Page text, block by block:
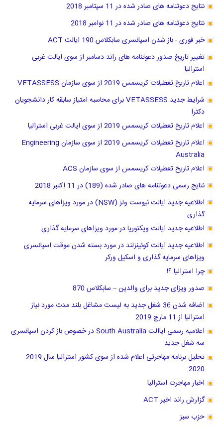
نتایج دعوتنامه های صادر شده در 11 سپتامبر 2018
نتایج دعوتنامه های صادر شده در 11 نوامبر 2018
خبر فوری - باز شدن اسپانسری سابکلاس 190 ایالت ACT
تغییر تاریخ صدور دعوتنامه های راند دسامبر از سوی ایالت غربی
استرالیا
اعلام تاریخ تعطیلات کریسمس 2019 از سوی سازمان VETASSESS
شرایط جدید VETASSESS برای محاسبه امتیاز سابقه کار دانشجویان
دکترا
اعلام تاریخ تعطیلات کریسمس 2019 از سوی ایالت غربی استرالیا
اعلام تاریخ تعطیلات کریسمس 2019 از سوی سازمان Engineering
Australia
اعلام تاریخ تعطیلات کریسمس از سوی سازمان ACS
نتایج رسمی دعوتنامه های صادر شده (189) در 11 اکتبر 2018
اطلاعیه جدید ایالت نیوست ولز (NSW) در مورد ویزاهای سرمایه
گذاری
اطلاعیه جدید ایالت ویکتوریا در مورد ویزاهای سرمایه گذاری
اطلاعیه جدید ایالت کوئینزلند در مورد بسته شدن موقت اسپانسری
ویزاهای سرمایه گذاری و اسکیل ورکر
چرا استرالیا ؟!
صدور ویزای جدید برای والدین – سابکلاس 870
اضافه شدن 36 شغل جدید به لیست مشاغل بلند مدت مورد نیاز
استرالیا از 11 مارچ 2019
اعلامیه رسمی ایاالت South Australia در خصوص باز کردن اسپانسری
سه شغل جدید
تحلیل برنامه مهاجرتی اعلام شده از سوی کشور استرالیا سال 2019-
2020
اخبار مهاجرت استرالیا
گزارش راند اخیر ACT
حزب سبز